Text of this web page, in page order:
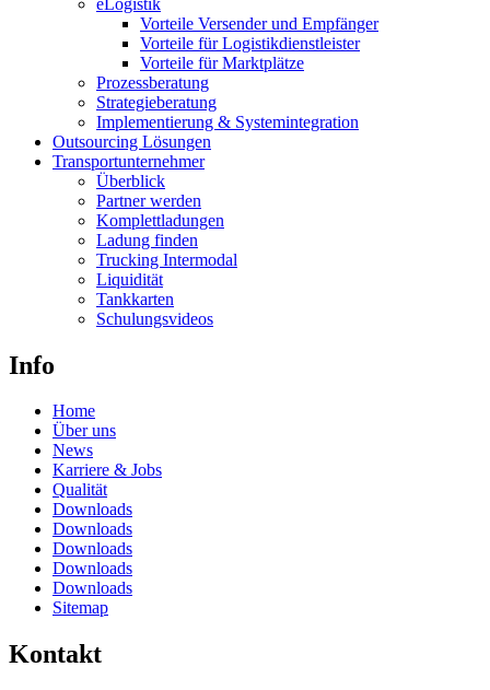
Vorteile Versender und Empfänger
Vorteile für Logistikdienstleister
Vorteile für Marktplätze
Prozessberatung
Strategieberatung
Implementierung & Systemintegration
Outsourcing Lösungen
Transportunternehmer
Überblick
Partner werden
Komplettladungen
Ladung finden
Trucking Intermodal
Liquidität
Tankkarten
Schulungsvideos
Info
Home
Über uns
News
Karriere & Jobs
Qualität
Downloads
Downloads
Downloads
Downloads
Downloads
Sitemap
Kontakt